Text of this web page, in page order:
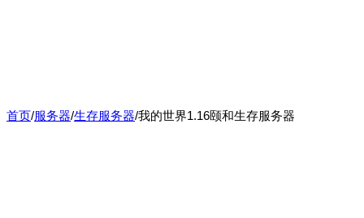
首页/服务器/生存服务器/我的世界1.16颐和生存服务器